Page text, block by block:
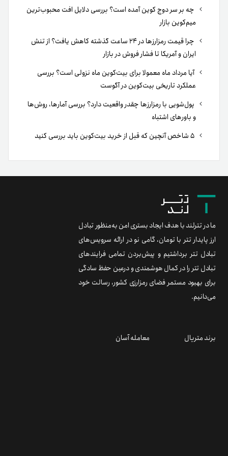
چه بر سر دوج کوین آمده است؟ بررسی دلایل افت محبوب‌ترین
میم‌کوین بازار
چرا قیمت رمزارزها در ۲۴ ساعت گذشته کاهش یافت؟ از تنش
ایران و آمریکا تا فشار فروش در بازار
آیا مرداد ماه معمولا برای بیت‌کوین ماه نزولی است؟ بررسی
عملکرد تاریخی بیت‌کوین در آگوست
پول‌شویی با رمزارزها چقدر واقعیت دارد؟ بررسی آمارها، روش‌ها
و باورهای اشتباه
ما در تترلند با هدف ایجاد بستری امن به‌منظور تبادل
ارز پایدار تتر با تومان، گامی نو در ارائه سرویس‌های
تبادل تتر برداشتیم و پیش‌بردن تمامی فرایندهای
تبادل تتر را در کمال هوشمندی و درعین حفظ سادگی
برای بهبود مستمر فضای رمزارزی کشور، رسالت خود
می‌دانیم.
برند متریال معامله آسان